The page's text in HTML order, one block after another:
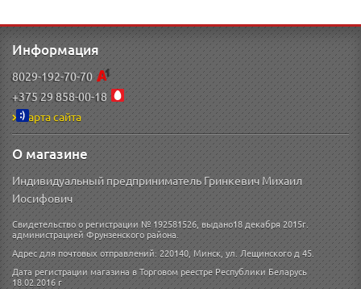
Информация
8029-192-70-70
+375 29 858-00-18
Карта сайта
О магазине
Индивидуальный предприниматель Гринкевич Михаил
Иосифович
Свидетельство о регистрации № 192581526, выдано18 декабря 2015г.
администрацией Фрунзенского района.
Адрес для почтовых отправлений: 220140, Минск, ул. Лещинского д 45.
Дата регистрации магазина в Торговом реестре Республики Беларусь
18.02.2016 г